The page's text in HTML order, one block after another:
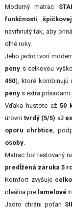
Moderný matrac
funkčnosti,
navrhnutý tak, aby
dlhé roky.
Jeho jadro tvorí
peny s celkovou
450), ktoré kombinujú
peny s extra prísadami
Vďaka hustote až 50
úrovni tvrdý (5/5) až
oporu chrbtice,
osoby.
Matrac bol testovaný
predĺžená záruka 5
Komfort zvyšuje
ideálna pre lamelové
Jadro chráni poťah